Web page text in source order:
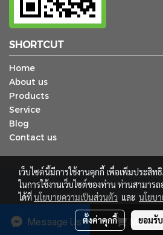
More
Message Us
SHORTCUT
Home
About us
Products
Service
Blog
Contact us
© Copyright 2018 TCP Supply Service Co.,
เว็บไซต์นี้ ใช้สำหรับการโฆษณาประชาสัม
ผู้เข้าชมวันนี้
เว็บไซต์นี้มีการใช้งานคุกกี้ เพื่อเพิ่มประสิ
ในการใช้งานเว็บไซต์ของท่าน ท่านสามาร
ได้ที่นโยบายความเป็นส่วนตัว และ นโยบ
ตั้งค่าคุกกี้ ยอมรั